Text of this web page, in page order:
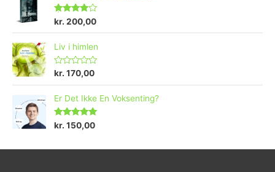
Vurderet
ud af 5
kr. 200,00
Liv i himlen
V
r
d
e
r
t
d
kr. 170,00
Er Det Ikke En Voksenting?
Vurderet
ud af 5
kr. 150,00